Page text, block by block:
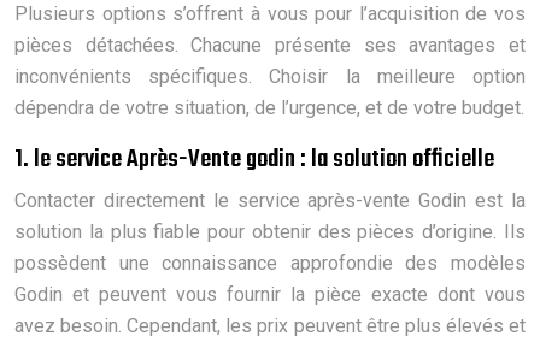
Plusieurs options s’offrent à vous pour l’acquisition de vos
pièces détachées. Chacune présente ses avantages et
inconvénients spécifiques. Choisir la meilleure option
dépendra de votre situation, de l’urgence, et de votre budget.
1. le service Après-Vente godin : la solution officielle
Contacter directement le service après-vente Godin est la
solution la plus fiable pour obtenir des pièces d’origine. Ils
possèdent une connaissance approfondie des modèles
Godin et peuvent vous fournir la pièce exacte dont vous
avez besoin. Cependant, les prix peuvent être plus élevés et